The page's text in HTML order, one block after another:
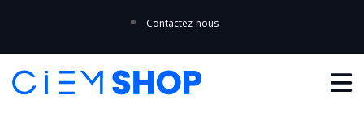
Contactez-nous